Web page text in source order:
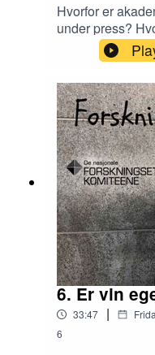
Hvorfor er
under press?
året, med
forskningsetiske
Fugelsnes,
Programleder:
6. Er vin
33:47 |
6